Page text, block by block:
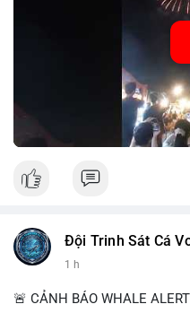
tiết kiệm hoặc đầu tư vào
🎥 Xem video trực tiếp tại:
Nguồn: Đồng Tâm
Đội Trinh Sát Cá
1 h
🚨 CẢNH BÁO WHALE